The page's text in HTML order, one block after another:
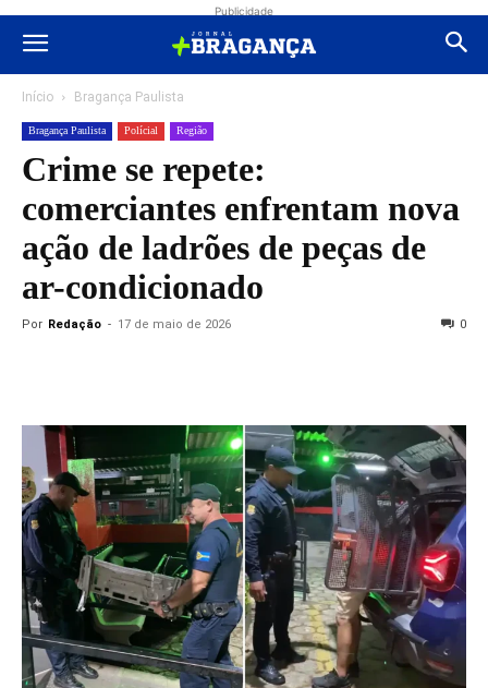
Publicidade
Início Bragança Paulista
Bragança Paulista Polícial Região
Crime se repete:
comerciantes enfrentam nova
ação de ladrões de peças de
ar-condicionado
Por Redação - 17 de maio de 2026 0